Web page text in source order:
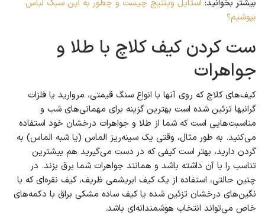
بیشتر بخوانید: استایل وینتیج چیست و چطور به این سبک لباس
بپوشیم؟
ست کردن کیف کلاچ با طلا و
جواهرات
کیف‌های کلاچ که روی آنها با انواع سنگ قیمتی، مروارید یا فلزات
گرانبها تزئین شده است بهترین گزینه برای مهمانی‌های شب و
مناسبت‌هایی است که شما از طلا و جواهرات درخشان خود استفاده
می‌کنید. به طور مثال، وقتی یک سینه‌ریز الماس (یا شبه الماس) به
گردن دارید، بهتر است کیفی که در دست می‌گیرید هم بیشترین
تناسب را با آن داشته باشد و همانند جواهرات شما برق بزند. در
چنین حالتی، استفاده از یک کیف ابریشمی ظریف، کیف نقره‌ای که با
نگین‌های درخشان تزئین شده یا کیف ساده مشکی براق با دکمه‌های
خاص می‌تواند انتخاب هوشمندانه‌ای باشد.